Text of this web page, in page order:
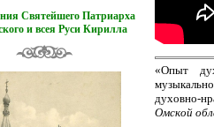
Святейшего Патриарха
и всея Руси Кирилла
«Опыт
духовно-
Омской